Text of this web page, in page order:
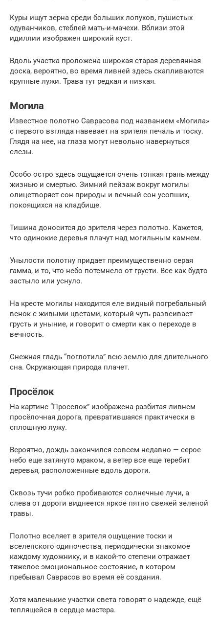
Куры ищут зерна среди больших лопухов, пушистых
одуванчиков, стеблей мать-и-мачехи. Вблизи этой
идиллии изображен широкий куст.
Вдоль участка проложена широкая старая деревянная
доска, вероятно, во время ливней здесь скапливаются
крупные лужи. Трава тут редкая и низкая.
Могила
Известное полотно Саврасова под названием «Могила»
с первого взгляда навевает на зрителя печаль и тоску.
Глядя на нее, на глаза могут невольно навернуться
слезы.
Особо остро здесь ощущается очень тонкая грань между
жизнью и смертью. Зимний пейзаж вокруг могилы
олицетворяет сон природы и вечный сон усопших,
покоящихся на кладбище.
Тишина доносится до зрителя через полотно. Кажется,
что одинокие деревья плачут над могильным камнем.
Унылости полотну придает преимущественно серая
гамма, и то, что небо потемнело от грусти. Все как будто
застыло или уснуло.
На кресте могилы находится еле видный погребальный
венок с живыми цветами, который чуть развеивает
грусть и уныние, и говорит о смерти как о переходе в
вечность.
Снежная гладь “поглотила” всю землю для длительного
сна. Окружающая природа плачет.
Просёлок
На картине “Проселок” изображена разбитая ливнем
просёлочная дорога, превратившаяся практически в
сплошную лужу.
Вероятно, дождь закончился совсем недавно — серое
небо еще затянуто мраком, а ветер все еще теребит
деревья, расположенные вдоль дороги.
Сквозь тучи робко пробиваются солнечные лучи, а
слева от дороги виднеется яркое пятно свежей зеленой
травы.
Полотно вселяет в зрителя ощущение тоски и
вселенского одиночества, периодически знакомое
каждому художнику, и в какой-то степени отражает
тяжелое эмоциональное состояние, в котором
пребывал Саврасов во время её создания.
Хотя маленькие участки света говорят о надежде, ещё
теплящейся в сердце мастера.